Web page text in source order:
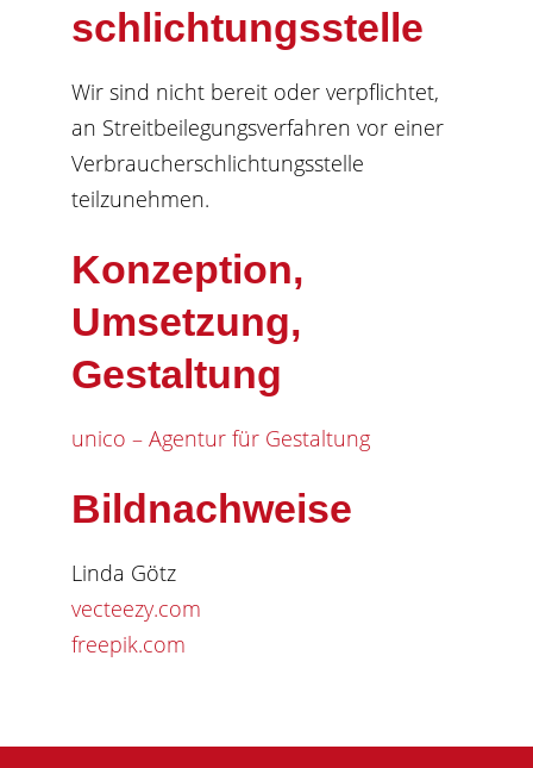
schlichtungs­stelle
Wir sind nicht bereit oder verpflichtet,
an Streitbeilegungsverfahren vor einer
Verbraucherschlichtungsstelle
teilzunehmen.
Konzeption,
Umsetzung,
Gestaltung
unico – Agentur für Gestaltung
Bildnachweise
Linda Götz
vecteezy.com
freepik.com